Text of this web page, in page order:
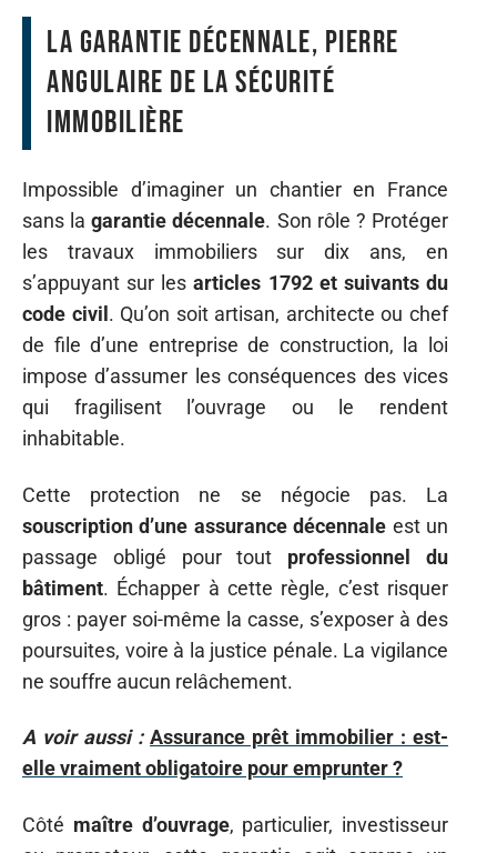
La garantie décennale, pierre
angulaire de la sécurité
immobilière
Impossible d’imaginer un chantier en France
sans lagarantie décennale. Son rôle ? Protéger
les travaux immobiliers sur dix ans, en
s’appuyant sur lesarticles 1792 et suivants du
code civil . Qu’on soit artisan, architecte ou chef
de file d’une entreprise de construction, la loi
impose d’assumer les conséquences des vices
qui fragilisent l’ouvrage ou le rendent
inhabitable.
Cette protection ne se négocie pas. La
souscription d’une assurance décennale est un
passage obligé pour tout professionnel du
bâtiment. Échapper à cette règle, c’est risquer
gros : payer soi-même la casse, s’exposer à des
poursuites, voire à la justice pénale. La vigilance
ne souffre aucun relâchement.
A voir aussi : Assurance prêt immobilier : est-
elle vraiment obligatoire pour emprunter ?
Côté maître d’ouvrage, particulier, investisseur